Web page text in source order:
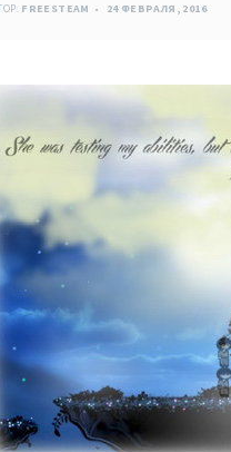
FREESTEAM 24 ФЕВРАЛЯ, 2016